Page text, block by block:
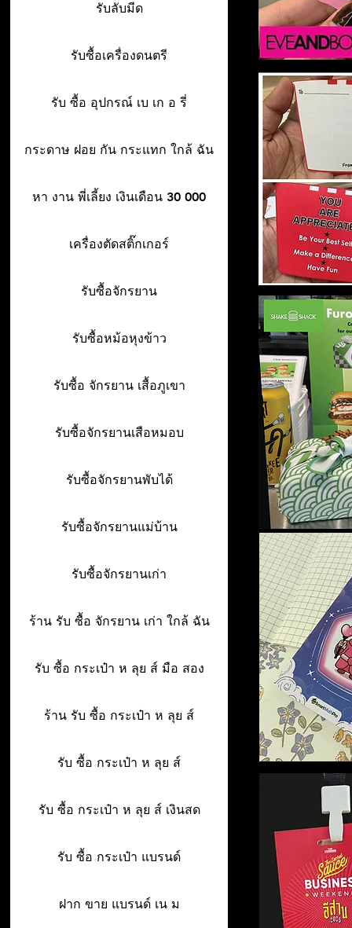
รับลับมีด
รับซื้อเครื่องดนตรี
รับ ซื้อ อุปกรณ์ เบ เก อ รี่
กระดาษ ฝอย กัน กระแทก ใกล้ ฉัน
หา งาน พี่เลี้ยง เงินเดือน 30 000
เครื่องตัดสติ๊กเกอร์
รับซื้อจักรยาน
รับซื้อหม้อหุงข้าว
รับซื้อ จักรยาน เสื้อภูเขา
รับซื้อจักรยานเสือหมอบ
รับซื้อจักรยานพับได้
รับซื้อจักรยานแม่บ้าน
รับซื้อจักรยานเก่า
ร้าน รับ ซื้อ จักรยาน เก่า ใกล้ ฉัน
รับ ซื้อ กระเป๋า ห ลุย ส์ มือ สอง
ร้าน รับ ซื้อ กระเป๋า ห ลุย ส์
รับ ซื้อ กระเป๋า ห ลุย ส์
รับ ซื้อ กระเป๋า ห ลุย ส์ เงินสด
รับ ซื้อ กระเป๋า แบรนด์
ฝาก ขาย แบรนด์ เน ม